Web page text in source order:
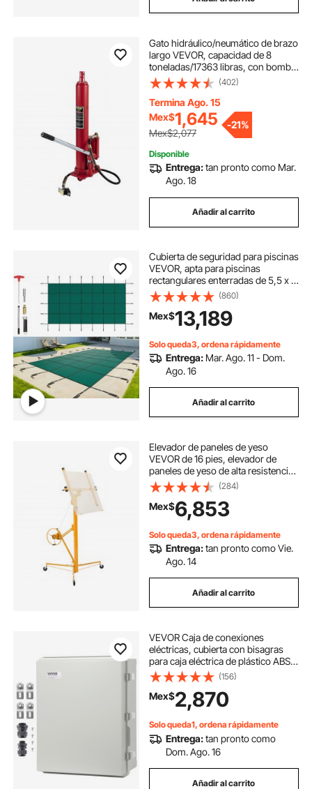
Gato hidráulico/neumático de brazo
largo VEVOR, capacidad de 8
toneladas/17363 libras, con bomba
de pistón simple y base de
horquilla, elevador manual con asa,
para grúas de taller/garaje, elevador
de motor, rojo
(402)
Termina Ago. 15
Mex$1,645
Mex$2,077
-21%
Disponible
Entrega:tan pronto como Mar.
Ago. 18
Añadir al carrito
Cubierta de seguridad para piscinas
VEVOR, apta para piscinas
rectangulares enterradas de 5,5 x 11
m, cubierta de seguridad con
orificios de drenaje, cubierta de
malla sólida para piscinas, cubierta
de seguridad de invierno, color
verde.
(860)
Mex$13,189
Solo queda3, ordena rápidamente
Entrega: Mar. Ago. 11 - Dom.
Ago. 16
Añadir al carrito
Elevador de paneles de yeso
VEVOR de 16 pies, elevador de
paneles de yeso de alta resistencia
de 150 libras con brazo telescópico
ajustable, ruedas bloqueables,
herramientas de elevación de
paneles de yeso, ideal para
instalación en techos y paredes
(amarillo)
(284)
Mex$6,853
Solo queda3, ordena rápidamente
Entrega:tan pronto como Vie.
Ago. 14
Añadir al carrito
VEVOR Caja de conexiones
eléctricas, cubierta con bisagras
para caja eléctrica de plástico ABS
530x430x200 mm, pestillo de
acero inoxidable impermeable IP67
a prueba de polvo para proyectos
eléctricos
(156)
Mex$2,870
Solo queda1, ordena rápidamente
Entrega:tan pronto como
Dom. Ago. 16
Añadir al carrito